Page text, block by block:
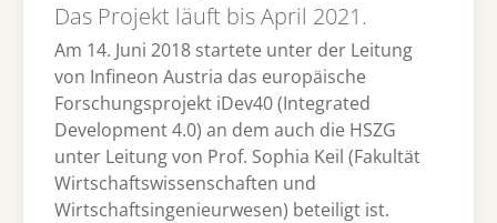
Das Projekt läuft bis April 2021.
Am 14. Juni 2018 startete unter der Leitung
von Infineon Austria das europäische
Forschungsprojekt iDev40 (Integrated
Development 4.0) an dem auch die HSZG
unter Leitung von Prof. Sophia Keil (Fakultät
Wirtschaftswissenschaften und
Wirtschaftsingenieurwesen) beteiligt ist.